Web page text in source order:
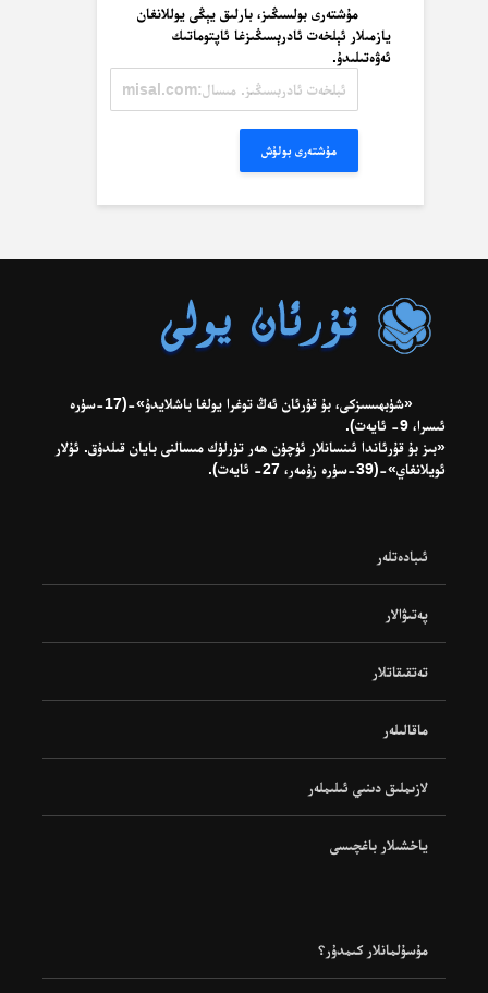
مۇشتەرى بولسىڭىز، بارلىق يېڭى يوللانغان
يازمىلار ئېلخەت ئادرېسىڭىزغا ئاپتوماتىك
ئەۋەتىلىدۇ.
ئادرېسىڭىز.
مۇشتەرى بولۇش
«شۈبھىسىزكى، بۇ قۇرئان ئەڭ توغرا يولغا باشلايدۇ»-(17-سۈرە
ئىسرا، 9- ئايەت).
«بىز بۇ قۇرئاندا ئىنسانلار ئۈچۈن ھەر تۈرلۈك مىسالنى بايان قىلدۇق. ئۇلار
ئويلانغاي»-(39-سۈرە زۇمەر، 27- ئايەت).
ئىبادەتلەر
پەتىۋالار
تەتقىقاتلار
ماقالىلەر
لازىملىق دىنىي ئىلىملەر
ياخشىلار باغچىسى
مۇسۇلمانلار كىمدۇر؟